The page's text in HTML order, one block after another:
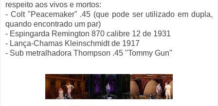
respeito aos vivos e mortos:
- Colt "Peacemaker" .45 (que pode ser utilizado em dupla,
quando encontrado um par)
- Espingarda Remington 870 calibre 12 de 1931
- Lança-Chamas Kleinschmidt de 1917
- Sub metralhadora Thompson .45 "Tommy Gun"